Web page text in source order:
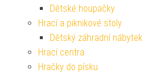
Dětské houpačky
Hrací a piknikové stoly
Dětský záhradní nábytek
Hrací centra
Hračky do písku